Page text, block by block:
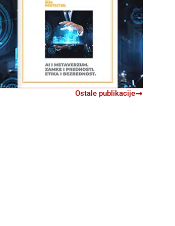
Ostale publikacije